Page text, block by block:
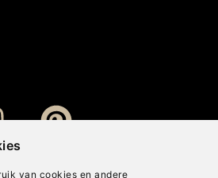
van cookies en andere